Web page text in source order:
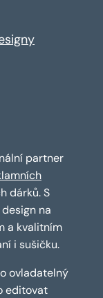
partner
dárků. S
na
a kvalitním
i sušičku.
ovladatelný
editovat